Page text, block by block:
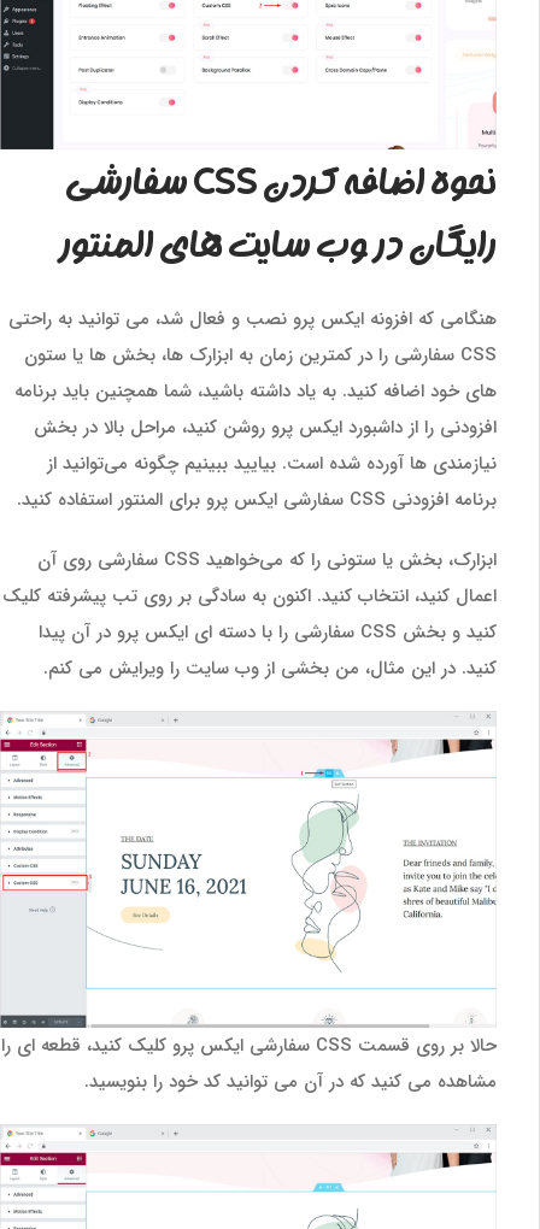
نحوه اضافه کردن CSS سفارشی
رایگان در وب سایت های المنتور
هنگامی که افزونه ایکس پرو نصب و فعال شد، می توانید به راحتی
CSS سفارشی را در کمترین زمان به ابزارک ها، بخش ها یا ستون
های خود اضافه کنید. به یاد داشته باشید، شما همچنین باید برنامه
افزودنی را از داشبورد ایکس پرو روشن کنید، مراحل بالا در بخش
نیازمندی ها آورده شده است. بیایید ببینیم چگونه می‌توانید از
برنامه افزودنی CSS سفارشی ایکس پرو برای المنتور استفاده کنید.
ابزارک، بخش یا ستونی را که می‌خواهید CSS سفارشی روی آن
اعمال کنید، انتخاب کنید. اکنون به سادگی بر روی تب پیشرفته کلیک
کنید و بخش CSS سفارشی را با دسته ای ایکس پرو در آن پیدا
کنید. در این مثال، من بخشی از وب سایت را ویرایش می کنم.
حالا بر روی قسمت CSS سفارشی ایکس پرو کلیک کنید، قطعه ای را
مشاهده می کنید که در آن می توانید کد خود را بنویسید.